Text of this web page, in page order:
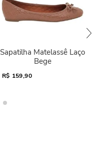
Sapatilha Matelassê Laço
Bege
R$ 159,90